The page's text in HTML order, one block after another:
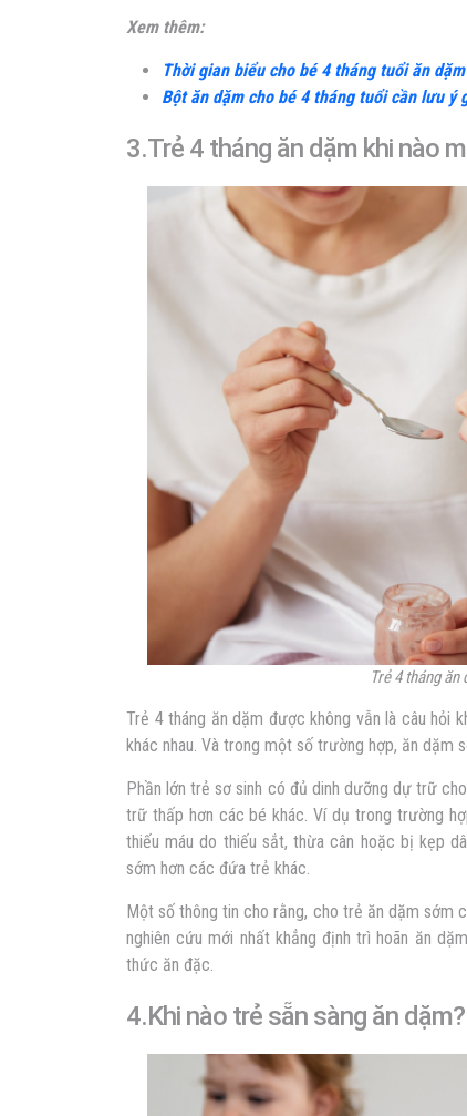
Xem thêm:
Thời gian biểu cho bé 4 tháng tuổi ăn
Bột ăn dặm cho bé 4 tháng tuổi cần lưu ý
3.Trẻ 4 tháng ăn dặm khi nào
Trẻ 4 tháng
Trẻ 4 tháng ăn dặm được không vẫn là câu hỏi
khác nhau. Và trong một số trường hợp, ăn dặm
Phần lớn trẻ sơ sinh có đủ dinh dưỡng dự trữ
trữ thấp hơn các bé khác. Ví dụ trong trường
thiếu máu do thiếu sắt, thừa cân hoặc bị kẹp
sớm hơn các đứa trẻ khác.
Một số thông tin cho rằng, cho trẻ ăn dặm sớm
nghiên cứu mới nhất khẳng định trì hoãn ăn
thức ăn đặc.
4.Khi nào trẻ sẵn sàng ăn dặm?